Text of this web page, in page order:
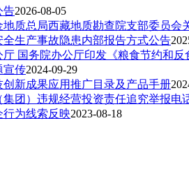
告2026-08-05
地质总局西藏地质勘查院支部委员会
全生产事故隐患内部报告方式公告
国务院办公厅印发《粮食节约和反
宣传2024-09-29
创新成果应用推广目录及产品手册
集团）违规经营投资责任追究举报电
为线索反映2023-08-18